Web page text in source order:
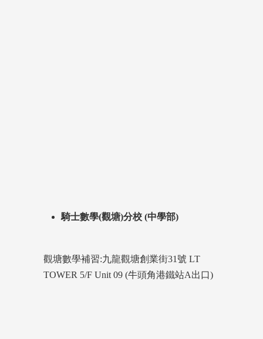
騎士數學(觀塘)分校 (中學部)
觀塘數學補習:九龍觀塘創業街31號 LT
TOWER 5/F Unit 09 (牛頭角港鐵站A出口)